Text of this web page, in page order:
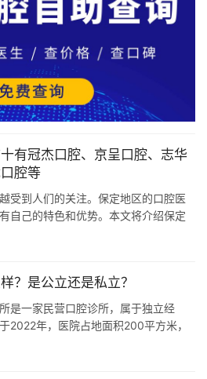
有冠杰口腔、京呈口腔、志华
腔等
受到人们的关注。保定地区的口腔医
自己的特色和优势。本文将介绍保定
？是公立还是私立？
是一家民营口腔诊所，属于独立经
2022年，医院占地面积200平方米，